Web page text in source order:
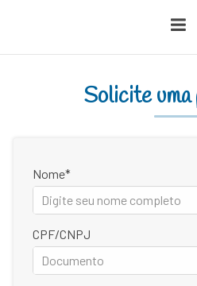
Solicite
Nome
CPF/CNPJ